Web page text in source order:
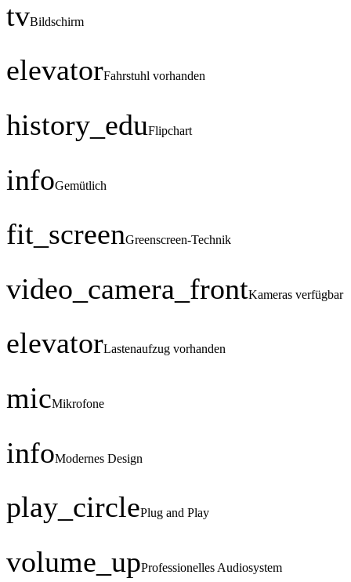
tvBildschirm
elevatorFahrstuhl vorhanden
history_eduFlipchart
infoGemütlich
fit_screenGreenscreen-Technik
video_camera_frontKameras verfügbar
elevatorLastenaufzug vorhanden
micMikrofone
infoModernes Design
play_circlePlug and Play
volume_upProfessionelles Audiosystem